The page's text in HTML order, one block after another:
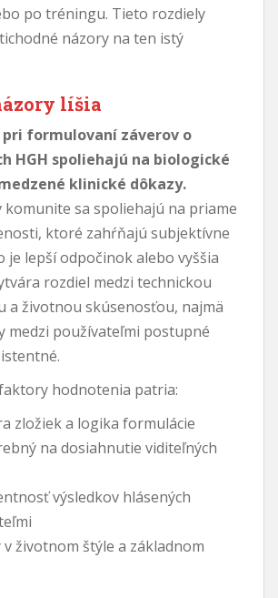
po tréningu. Tieto rozdiely
názory na ten istý
líšia
pri formulovaní záverov o
HGH spoliehajú na biologické
klinické dôkazy.
komunite sa spoliehajú na priame
ktoré zahŕňajú subjektívne
je lepší odpočinok alebo vyššia
rozdiel medzi technickou
a životnou skúsenosťou, najmä
medzi používateľmi postupné
hodnotenia patria:
zložiek a logika formulácie
na dosiahnutie viditeľných
výsledkov hlásených
v životnom štýle a základnom